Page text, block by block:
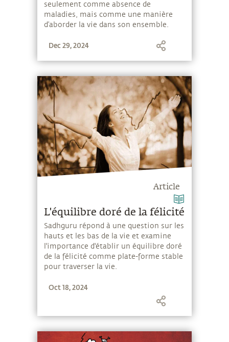
seulement comme absence de
maladies, mais comme une manière
d’aborder la vie dans son ensemble.
Dec 29, 2024
Article
L'équilibre doré de la félicité
Sadhguru répond à une question sur les
hauts et les bas de la vie et examine
l'importance d'établir un équilibre doré
de la félicité comme plate-forme stable
pour traverser la vie.
Oct 18, 2024